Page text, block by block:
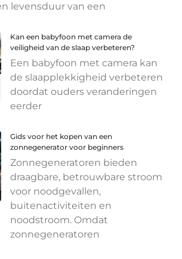
levensduur van een
Kan een babyfoon met camera de
veiligheid van de slaap verbeteren?
Een babyfoon met camera kan
de slaapplekkigheid verbeteren
doordat ouders veranderingen
eerder
Gids voor het kopen van een
zonnegenerator voor beginners
Zonnegeneratoren bieden
draagbare, betrouwbare stroom
voor noodgevallen,
buitenactiviteiten en
noodstroom. Omdat
zonnegeneratoren